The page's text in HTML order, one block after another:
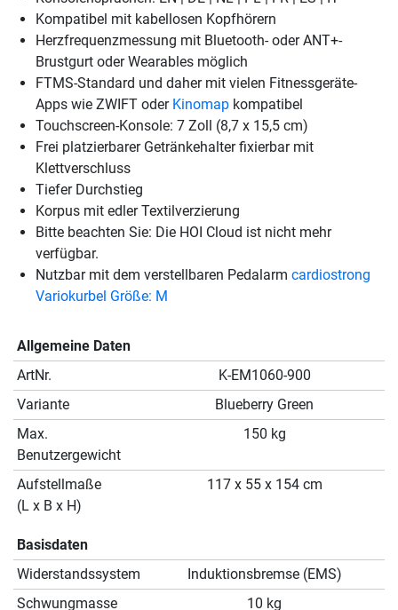
Kompatibel mit kabellosen Kopfhörern
Herzfrequenzmessung mit Bluetooth- oder ANT+-
Brustgurt oder Wearables möglich
FTMS-Standard und daher mit vielen Fitnessgeräte-
Apps wie ZWIFT oder Kinomap kompatibel
Touchscreen-Konsole: 7 Zoll (8,7 x 15,5 cm)
Frei platzierbarer Getränkehalter fixierbar mit
Klettverschluss
Tiefer Durchstieg
Korpus mit edler Textilverzierung
Bitte beachten Sie: Die HOI Cloud ist nicht mehr
verfügbar.
Nutzbar mit dem verstellbaren Pedalarm cardiostrong
Variokurbel Größe: M
Allgemeine Daten
ArtNr.
K-EM1060-900
Variante
Blueberry Green
Max.
Benutzergewicht
150 kg
Aufstellmaße
(L x B x H)
117 x 55 x 154 cm
Basisdaten
Widerstandssystem
Induktionsbremse (EMS)
Schwungmasse
10 kg